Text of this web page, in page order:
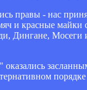
правы - нас
и красные майки
Дингане,
оказались